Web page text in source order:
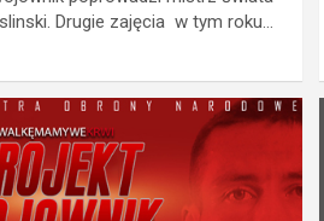
Drugie zajęcia w tym roku…